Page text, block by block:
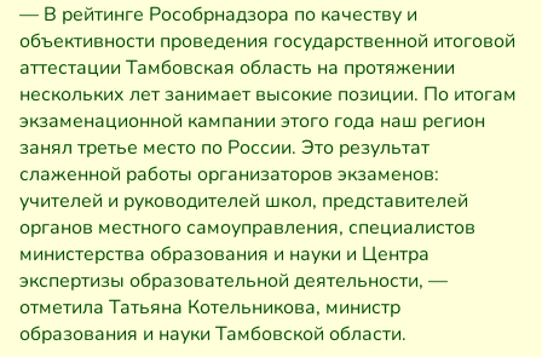
— В рейтинге Рособрнадзора по качеству и
объективности проведения государственной итоговой
аттестации Тамбовская область на протяжении
нескольких лет занимает высокие позиции. По итогам
экзаменационной кампании этого года наш регион
занял третье место по России. Это результат
слаженной работы организаторов экзаменов:
учителей и руководителей школ, представителей
органов местного самоуправления, специалистов
министерства образования и науки и Центра
экспертизы образовательной деятельности, —
отметила Татьяна Котельникова, министр
образования и науки Тамбовской области.